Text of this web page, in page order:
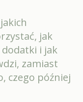
jak
dodatki i jak
zamiast
czego później